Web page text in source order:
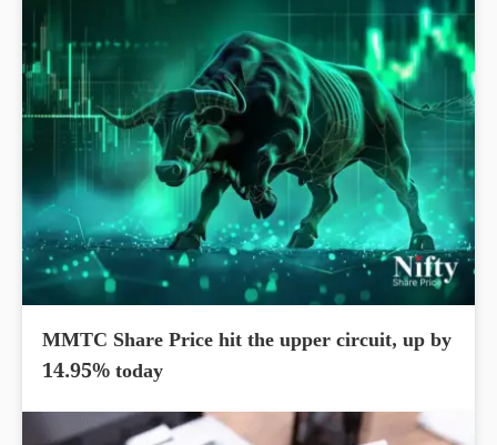
MMTC Share Price hit the upper circuit, up by
14.95% today